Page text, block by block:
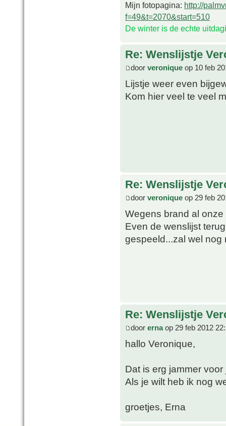
Mijn fotopagina: http://
f=49&t=2070&start=510
De winter is de echte
Re: Wenslijstje
door veronique op 10 feb
Lijstje weer even
Kom hier veel te veel
Re: Wenslijstje
door veronique op 29 feb
Wegens brand al
Even de wenslijst
gespeeld...zal wel nog
Re: Wenslijstje
door ernaop 29 feb 2012
hallo Veronique,
Dat is erg jammer
Als je wilt heb ik nog
groetjes, Erna